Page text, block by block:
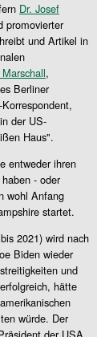
Dr. Josef
promovierter
und Artikel in
,
Berliner
der US-
Haus".
entweder ihren
- oder
wohl Anfang
startet.
2021) wird nach
Biden wieder
und
hätte
würde. Der